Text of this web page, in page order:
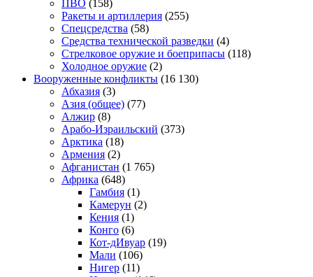
ПВО (158)
Ракеты и артиллерия (255)
Спецсредства (58)
Средства технической разведки (4)
Стрелковое оружие и боеприпасы (118)
Холодное оружие (2)
Вооруженные конфликты (16 130)
Абхазия (3)
Азия (общее) (77)
Алжир (8)
Арабо-Израильский (373)
Арктика (18)
Армения (2)
Афганистан (1 765)
Африка (648)
Гамбия (1)
Камерун (2)
Кения (1)
Конго (6)
Кот-дИвуар (19)
Мали (106)
Нигер (11)